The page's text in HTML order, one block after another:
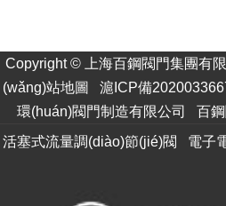
Copyright © 上海百鋼閥門集團有
(wǎng)站地圖
滬ICP備
環(huán)閥門制造有限公司
百
活塞式流量調(diào)節(jié)閥
電子